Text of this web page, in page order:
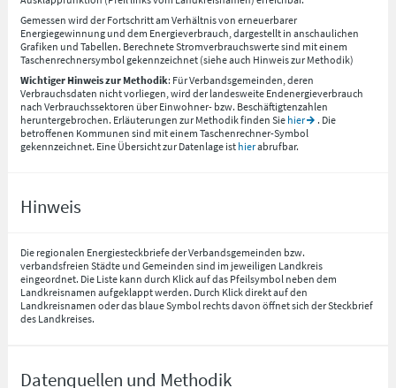
Gemessen wird der Fortschritt am Verhältnis von erneuerbarer
Energiegewinnung und dem Energieverbrauch, dargestellt in anschaulichen
Grafiken und Tabellen. Berechnete Stromverbrauchswerte sind mit einem
Taschenrechnersymbol gekennzeichnet (siehe auch Hinweis zur Methodik)
Wichtiger Hinweis zur Methodik: Für Verbandsgemeinden, deren
Verbrauchsdaten nicht vorliegen, wird der landesweite Endenergieverbrauch
nach Verbrauchssektoren über Einwohner- bzw. Beschäftigtenzahlen
heruntergebrochen. Erläuterungen zur Methodik finden Sie hier
. Die
betroffenen Kommunen sind mit einem Taschenrechner-Symbol
gekennzeichnet. Eine Übersicht zur Datenlage ist hierabrufbar.
Hinweis
Die regionalen Energiesteckbriefe der Verbandsgemeinden bzw.
verbandsfreien Städte und Gemeinden sind im jeweiligen Landkreis
eingeordnet. Die Liste kann durch Klick auf das Pfeilsymbol neben dem
Landkreisnamen aufgeklappt werden. Durch Klick direkt auf den
Landkreisnamen oder das blaue Symbol rechts davon öffnet sich der Steckbrief
des Landkreises.
Datenquellen und Methodik